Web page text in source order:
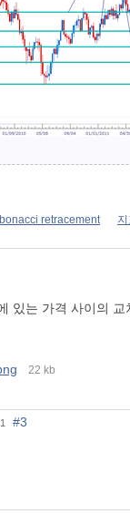
retracement
있는 가격 사이의
22 kb
#3